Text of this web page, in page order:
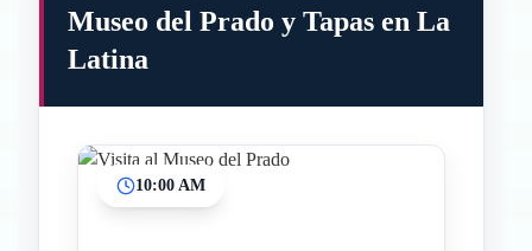
Museo del Prado y Tapas en La
Latina
10:00 AM